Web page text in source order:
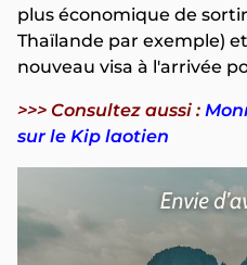
plus économique de
Thaïlande par exemple)
nouveau visa à l'arrivée
>>> Consultez aussi :
sur le Kip laotien